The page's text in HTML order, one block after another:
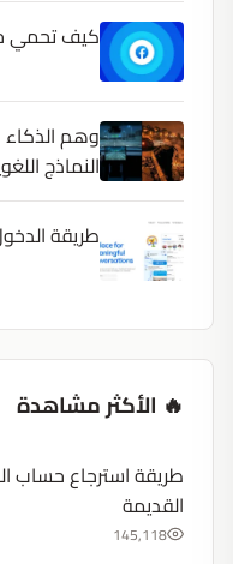
كيف تحمي
وهم الذكاء
النماذج
طريقة
🔥 الأكثر مشاهدة
طريقة استرجاع حساب
القديمة
145,118